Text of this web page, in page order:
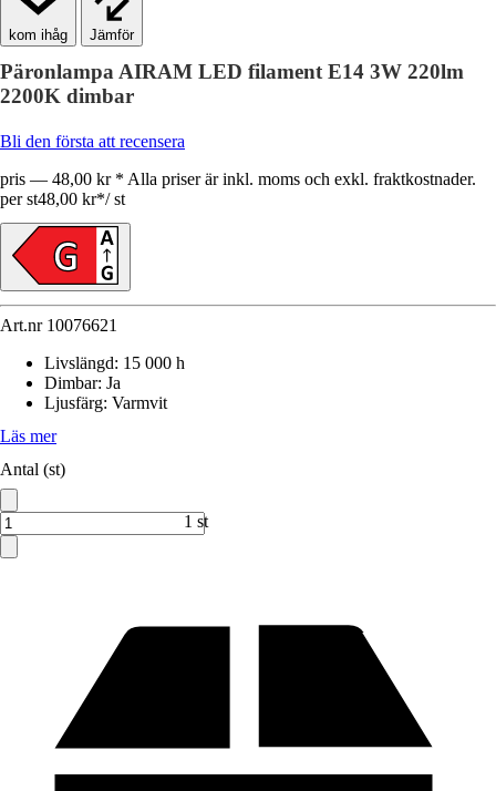
Jämför
Päronlampa AIRAM LED filament E14 3W 220lm
2200K dimbar
Bli den första att recensera
pris — 48,00 kr * Alla priser är inkl. moms och exkl. fraktkostnader.
per st48,00 kr*/ st
Art.nr 10076621
Livslängd: 15 000 h
Dimbar: Ja
Ljusfärg: Varmvit
Läs mer
Antal (st)
1 st